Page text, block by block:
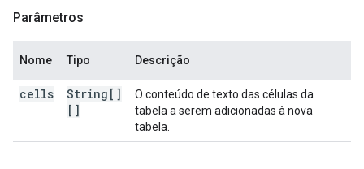
Parâmetros
Nome Tipo Descrição
cells
String[]
[]
O conteúdo de texto das células da
tabela a serem adicionadas à nova
tabela.